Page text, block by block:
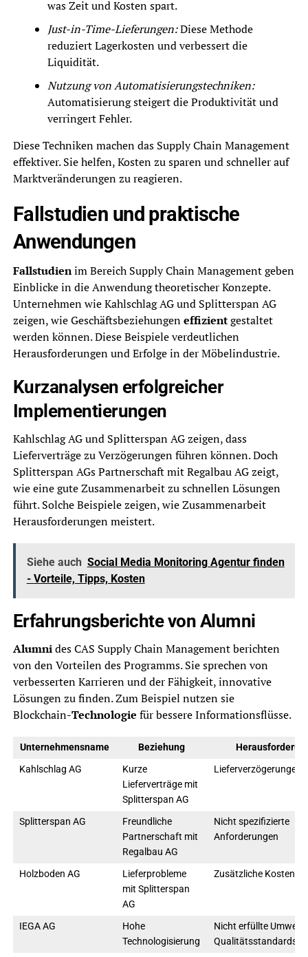
was Zeit und Kosten spart.
Just-in-Time-Lieferungen:Diese Methode
reduziert Lagerkosten und verbessert die
Liquidität.
Nutzung von Automatisierungstechniken:
Automatisierung steigert die Produktivität und
verringert Fehler.
Diese Techniken machen das Supply Chain Management
effektiver. Sie helfen, Kosten zu sparen und schneller auf
Marktveränderungen zu reagieren.
Fallstudien und praktische
Anwendungen
Fallstudienim Bereich Supply Chain Management geben
Einblicke in die Anwendung theoretischer Konzepte.
Unternehmen wie Kahlschlag AG und Splitterspan AG
zeigen, wie Geschäftsbeziehungeneffizientgestaltet
werden können. Diese Beispiele verdeutlichen
Herausforderungen und Erfolge in der Möbelindustrie.
Kurzanalysen erfolgreicher
Implementierungen
Kahlschlag AG und Splitterspan AG zeigen, dass
Lieferverträge zu Verzögerungen führen können. Doch
Splitterspan AGs Partnerschaft mit Regalbau AG zeigt,
wie eine gute Zusammenarbeit zu schnellen Lösungen
führt. Solche Beispiele zeigen, wie Zusammenarbeit
Herausforderungen meistert.
Siehe auch Social Media Monitoring Agentur finden
- Vorteile, Tipps, Kosten
Erfahrungsberichte von Alumni
Alumnides CAS Supply Chain Management berichten
von den Vorteilen des Programms. Sie sprechen von
verbesserten Karrieren und der Fähigkeit, innovative
Lösungen zu finden. Zum Beispiel nutzen sie
Blockchain-Technologie für bessere Informationsflüsse.
Unternehmensname Beziehung
Kahlschlag AG
Kurze
Lieferverträge mit
Splitterspan AG
Lieferverzögerungen
Splitterspan AG
Freundliche
Partnerschaft mit
Regalbau AG
Nicht spezifizierte
Anforderungen
Holzboden AG
Lieferprobleme
mit Splitterspan
AG
Zusätzliche Kosten
IEGA AG
Hohe
Technologisierung
Nicht erfüllte Umwelt-
Qualitätsstandards